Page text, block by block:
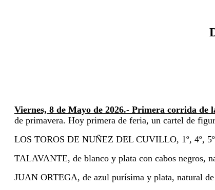
Viernes, 8 de Mayo de 2026.- Primera corrida de
de primavera. Hoy primera de feria, un cartel de
LOS TOROS DE NUÑEZ DEL CUVILLO, 1º, 4º,
TALAVANTE, de blanco y plata con cabos negros,
JUAN ORTEGA, de azul purísima y plata, natural